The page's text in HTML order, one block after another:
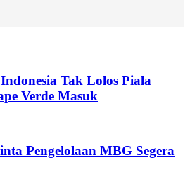
Tak Lolos Piala
Verde Masuk
Pengelolaan MBG Segera